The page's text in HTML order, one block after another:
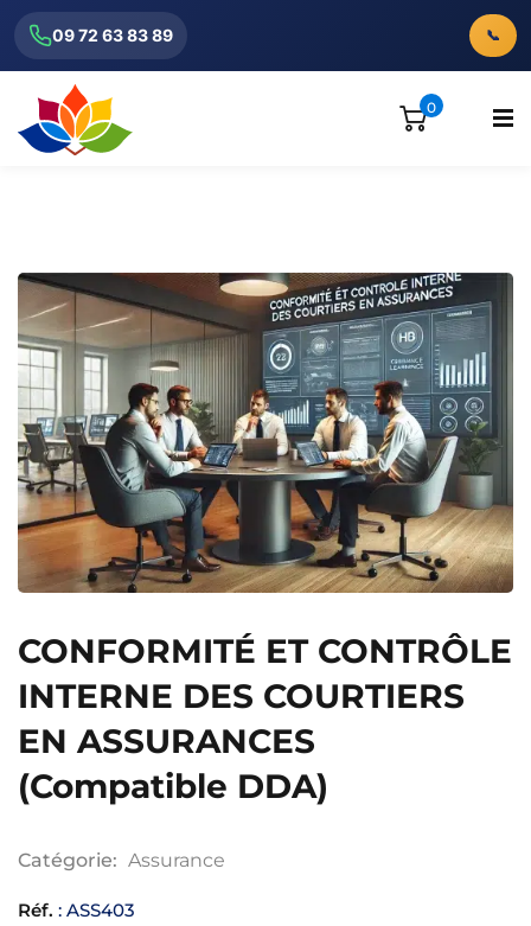
09 72 63 83 89 📞
0
d’emploi
CONFORMITÉ ET CONTRÔLE
INTERNE DES COURTIERS
EN ASSURANCES
(Compatible DDA)
Catégorie: Assurance
Réf. : ASS403